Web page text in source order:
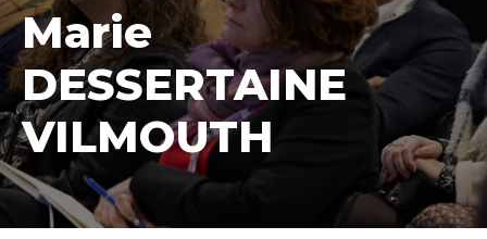
Marie
DESSERTAINE
VILMOUTH